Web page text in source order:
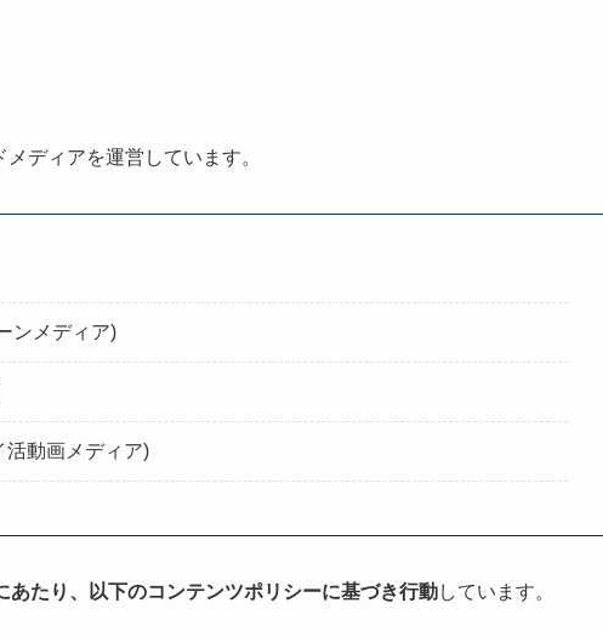
ディアを運営しています。
ンメディア)
活動画メディア)
あたり、以下のコンテンツポリシーに基づき行動しています。